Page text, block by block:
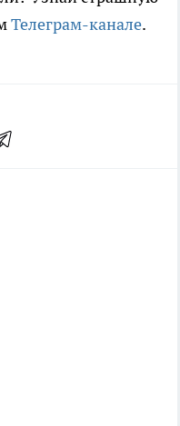
Телеграм-канале.